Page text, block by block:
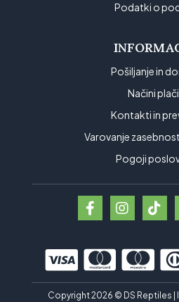
Podatki o
Pošiljanje in
Načini
Kontakti in
Varovanje
Pogoji
Copyright 2026 © DS Reptiles |